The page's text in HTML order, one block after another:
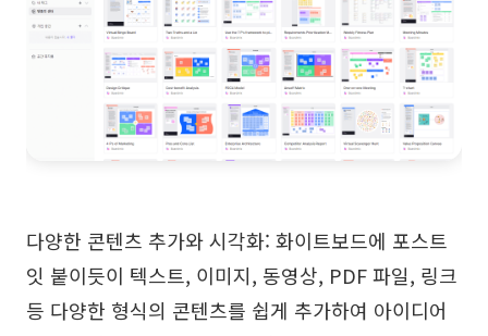
다양한 콘텐츠 추가와 시각화: 화이트보드에 포스트
잇 붙이듯이 텍스트, 이미지, 동영상, PDF 파일, 링크
등 다양한 형식의 콘텐츠를 쉽게 추가하여 아이디어